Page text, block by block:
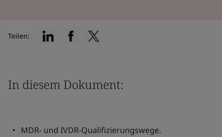
Teilen:
In diesem Dokument:
MDR- und IVDR-Qualifizierungswege.